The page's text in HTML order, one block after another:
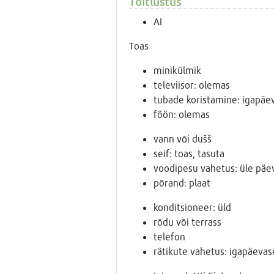
AI
Toas
minikülmik
televiisor: olemas
tubade koristamine:
föön: olemas
vann või dušš
seif: toas, tasuta
voodipesu vahetus: üle
põrand: plaat
konditsioneer: üld
rõdu või terrass
telefon
rätikute vahetus: